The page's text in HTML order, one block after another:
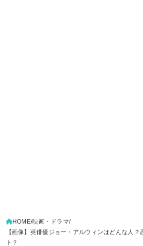
HOME 映画・ドラマ
【画像】英俳優ジョー・アルウィンはどんな人
ト？